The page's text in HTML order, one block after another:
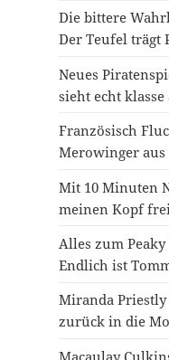
Die bittere
Der Teufel trägt
Neues
sieht echt klasse
Französisch
Merowinger
Mit 10 Minuten
meinen Kopf
Alles zum
Endlich ist
Miranda
zurück in die
Macaulay